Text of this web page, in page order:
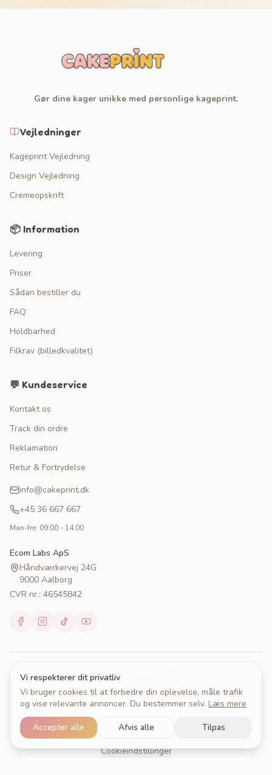
Vi respekterer dit privatliv
Vi bruger cookies til at forbedre din oplevelse, måle trafik
og vise relevante annoncer. Du bestemmer selv. Læs mere
Accepter alle Afvis alle Tilpas
Gør dine kager unikke med personlige kageprint.
Vejledninger
Kageprint Vejledning
Design Vejledning
Cremeopskrift
📦 Information
Levering
Priser
Sådan bestiller du
FAQ
Holdbarhed
Filkrav (billedkvalitet)
💬 Kundeservice
Kontakt os
Track din ordre
Reklamation
Retur & Fortrydelse
info@cakeprint.dk
+45 36 667 667
Man-fre: 09:00 - 14:00
Ecom Labs ApS
Håndværkervej 24G
9000 Aalborg
CVR nr.: 46545842
© 2026 Cakeprint. Alle rettigheder forbeholdes.
Om CakeprintHandelsbetingelserPersondatapolitik
Cookieindstillinger